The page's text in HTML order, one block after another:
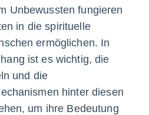
Unbewussten fungieren
in die spirituelle
ermöglichen. In
ist es wichtig, die
und die
hinter diesen
um ihre Bedeutung